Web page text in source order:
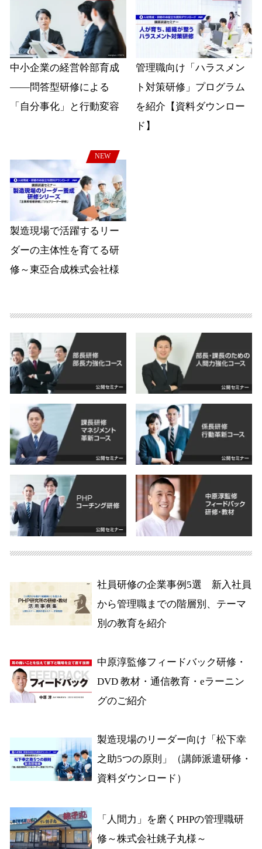
中小企業の経営幹部育成
――問答型研修による
「自分事化」と行動変容
管理職向け「ハラスメン
ト対策研修」プログラム
を紹介【資料ダウンロー
ド】
NEW
製造現場で活躍するリー
ダーの主体性を育てる研
修～東亞合成株式会社様
社員研修の企業事例5選 新入社員
から管理職までの階層別、テーマ
別の教育を紹介
中原淳監修フィードバック研修・
DVD 教材・通信教育・eラーニン
グのご紹介
製造現場のリーダー向け「松下幸
之助5つの原則」（講師派遣研修・
資料ダウンロード）
「人間力」を磨くPHPの管理職研
修～株式会社銚子丸様～